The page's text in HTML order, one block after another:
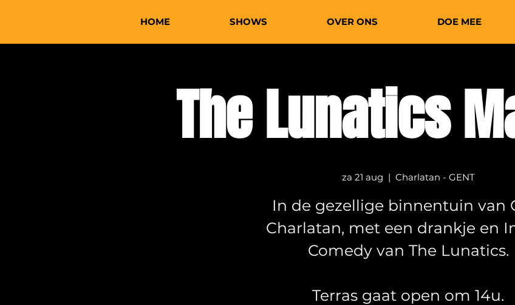
HOME SHOWS OVER ONS DOE MEE
The Lunatics
za 21 aug
  |
Charlatan - GENT
In de gezellige binnentuin van
Charlatan, met een drankje en
Comedy van The Lunatics.
Terras gaat open om 14u.